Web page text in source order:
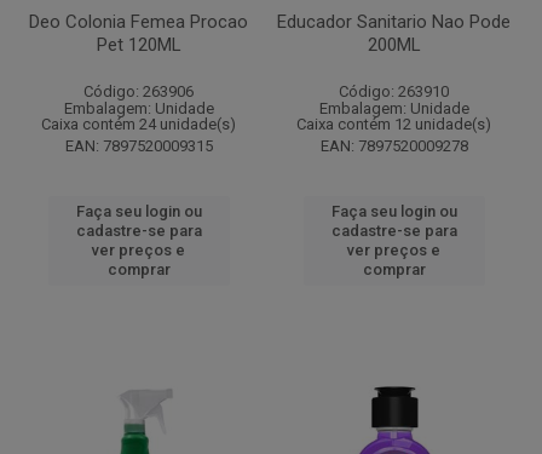
Deo Colonia Femea Procao
Pet 120ML
Código: 263906
Embalagem: Unidade
Caixa contém 24 unidade(s)
EAN: 7897520009315
Faça seu login ou
cadastre-se para
ver preços e
comprar
Educador Sanitario Nao Pode
200ML
Código: 263910
Embalagem: Unidade
Caixa contém 12 unidade(s)
EAN: 7897520009278
Faça seu login ou
cadastre-se para
ver preços e
comprar